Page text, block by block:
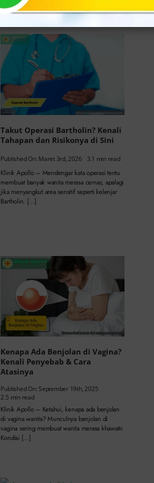
Takut Operasi Bartholin? Kenali
Tahapan dan Risikonya di Sini
Published On: Maret 3rd, 2026 3.1 min read
Klinik Apollo – Mendengar kata operasi tentu
membuat banyak wanita merasa cemas, apalagi
jika menyangkut area sensitif seperti kelenjar
Bartholin. […]
Kenapa Ada Benjolan di Vagina?
Kenali Penyebab & Cara
Atasinya
Published On: September 19th, 2025
2.5 min read
Klinik Apollo – Ketahui, kenapa ada benjolan
di vagina wanita? Munculnya benjolan di
vagina sering membuat wanita merasa khawatir.
Kondisi […]